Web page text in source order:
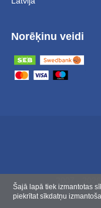
Norēķinu veidi
Šajā lapā tiek izmantotas
piekrītat sīkdatņu